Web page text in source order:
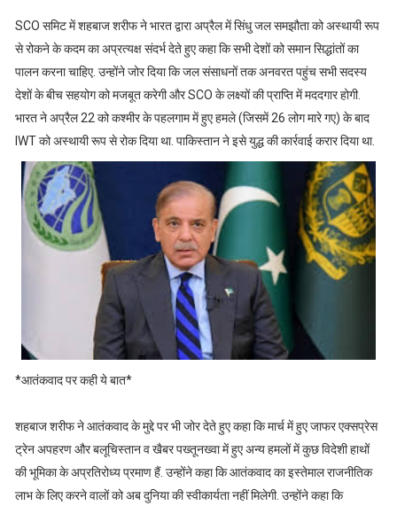
SCO समिट में शहबाज शरीफ ने भारत द्वारा अप्रैल में सिंधु जल समझौता को अस्थायी रूप
से रोकने के कदम का अप्रत्यक्ष संदर्भ देते हुए कहा कि सभी देशों को समान सिद्धांतों का
पालन करना चाहिए. उन्होंने जोर दिया कि जल संसाधनों तक अनवरत पहुंच सभी सदस्य
देशों के बीच सहयोग को मजबूत करेगी और SCO के लक्ष्यों की प्राप्ति में मददगार होगी.
भारत ने अप्रैल 22 को कश्मीर के पहलगाम में हुए हमले (जिसमें 26 लोग मारे गए) के बाद
IWT को अस्थायी रूप से रोक दिया था. पाकिस्तान ने इसे युद्ध की कार्रवाई करार दिया था.
*आतंकवाद पर कही ये बात*
शहबाज शरीफ ने आतंकवाद के मुद्दे पर भी जोर देते हुए कहा कि मार्च में हुए जाफर एक्सप्रेस
ट्रेन अपहरण और बलूचिस्तान व खैबर पख्तूनख्वा में हुए अन्य हमलों में कुछ विदेशी हाथों
की भूमिका के अप्रतिरोध्य प्रमाण हैं. उन्होंने कहा कि आतंकवाद का इस्तेमाल राजनीतिक
लाभ के लिए करने वालों को अब दुनिया की स्वीकार्यता नहीं मिलेगी. उन्होंने कहा कि